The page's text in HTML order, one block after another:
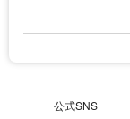
公式SNS